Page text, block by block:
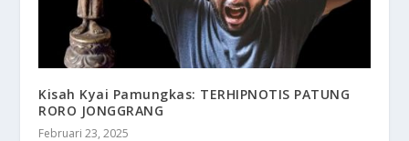
Kisah Kyai Pamungkas: TERHIPNOTIS PATUNG
RORO JONGGRANG
Februari 23, 2025